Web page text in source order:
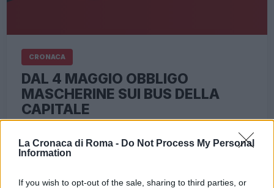
La Cronaca di Roma - Do Not Process My Personal
Information
If you wish to opt-out of the sale, sharing to third parties, or
CRONACA
DAL 4 MAGGIO OBBLIGO
MASCHERINE SUI BUS DELLA
CAPITALE
Dal 4 maggio obbligo mascherine sui bus della
trasporto pubblico nella fase due, e che saranno